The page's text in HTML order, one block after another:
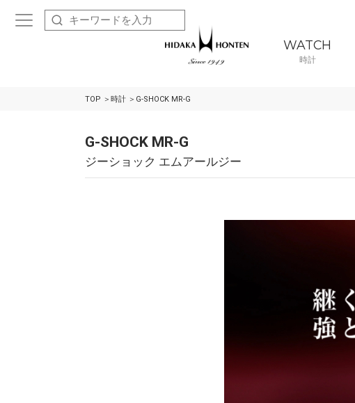
WATCH
時計
TOP 時計 G-SHOCK MR-G
G-SHOCK MR-G
ジーショック エムアールジー